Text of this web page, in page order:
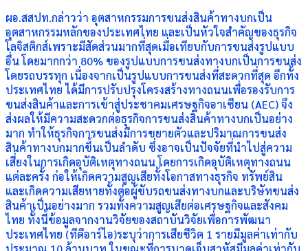
ผอ.สสปท.กล่าวว่า อุตสาหกรรมการขนส่งสินค้าทางบกเป็น
อุตสาหกรรมหลักของประเทศไทย และเป็นหัวใจสำคัญของธุรกิจ
โลจิสติกส์เพราะมีสัดส่วนมากที่สุดเมื่อเทียบกับการขนส่งรูปแบบ
อื่น โดยมากกว่า 80% ของรูปแบบการขนส่งทางบกเป็นการขนส่ง
โดยรถบรรทุก เนื่องจากเป็นรูปแบบการขนส่งที่สะดวกที่สุด อีกทั้ง
ประเทศไทย ได้มีการปรับปรุงโครงสร้างทางถนนเพื่อรองรับการ
ขนส่งสินค้าและการเข้าสู่ประชาคมเศรษฐกิจอาเซียน (AEC) จึง
ส่งผลให้มีความสะดวกต่อธุรกิจการขนส่งสินค้าทางบกเป็นอย่าง
มาก ทำให้ธุรกิจการขนส่งมีการขยายตัวและปริมาณการขนส่ง
สินค้าทางบกมากขึ้นเป็นลำดับ ซึ่งอาจเป็นปัจจัยที่นำไปสู่ความ
เสี่ยงในการเกิดอุบัติเหตุทางถนน โดยการเกิดอุบัติเหตุทางถนน
แต่ละครั้ง ก่อให้เกิดความสูญเสียทั้งโอกาสทางธุรกิจ ทรัพย์สิน
และเกิดความเสียหายทั้งต่อผู้ขับรถขนส่งทางบกและบริษัทขนส่ง
สินค้าเป็นอย่างมาก รวมทั้งความสูญเสียต่อเศรษฐกิจและสังคม
ไทย ทั้งนี้ข้อมูลจากงานวิจัยของสถาบันวิจัยเพื่อการพัฒนา
ประเทศไทย (ทีดีอาร์ไอ)ระบุว่าการเสียชีวิต 1 รายมีมูลค่าเท่ากับ